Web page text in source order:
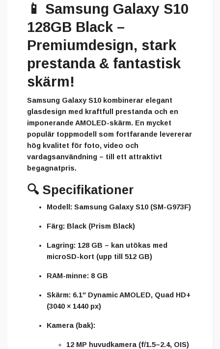
📱 Samsung Galaxy S10
128GB Black –
Premiumdesign, stark
prestanda & fantastisk
skärm!
Samsung Galaxy S10 kombinerar elegant
glasdesign med kraftfull prestanda och en
imponerande AMOLED-skärm. En mycket
populär toppmodell som fortfarande levererar
hög kvalitet för foto, video och
vardagsanvändning – till ett attraktivt
begagnatpris.
🔍 Specifikationer
Modell: Samsung Galaxy S10 (SM-G973F)
Färg: Black (Prism Black)
Lagring: 128 GB – kan utökas med
microSD-kort (upp till 512 GB)
RAM-minne: 8 GB
Skärm: 6.1″ Dynamic AMOLED, Quad HD+
(3040 × 1440 px)
Kamera (bak):
12 MP huvudkamera (f/1.5–2.4, OIS)